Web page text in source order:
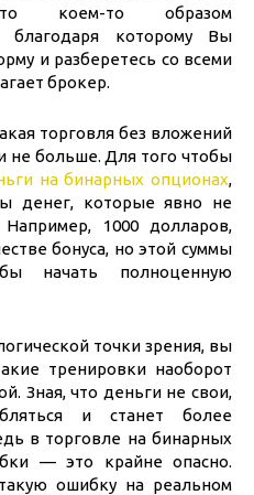
коем-то образом
благодаря которому Вы
и разберетесь со всеми
брокер.
торговля без вложений
не больше. Для того чтобы
на бинарных опционах,
денег, которые явно не
1000 долларов,
бонуса, но этой суммы
начать полноценную
точки зрения, вы
тренировки наоборот
Зная, что деньги не свои,
и станет более
в торговле на бинарных
— это крайне опасно.
ошибку на реальном